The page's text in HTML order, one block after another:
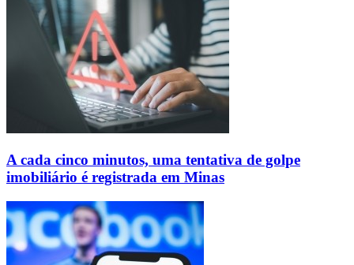
A cada cinco minutos, uma tentativa de golpe
imobiliário é registrada em Minas